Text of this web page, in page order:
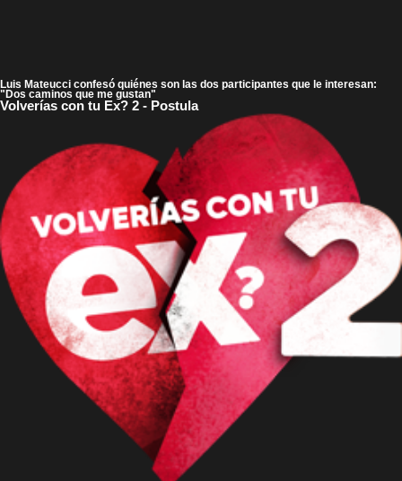
Luis Mateucci confesó quiénes son las dos participantes que le interesan:
"Dos caminos que me gustan"
Volverías con tu Ex? 2 - Postula